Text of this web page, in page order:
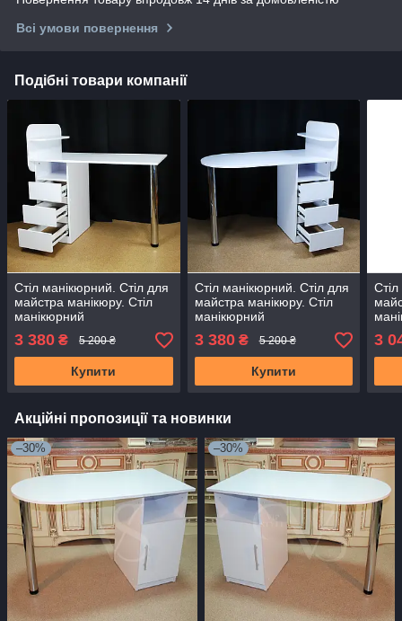
Всі умови повернення
Подібні товари компанії
Стіл манікюрний. Стіл для
майстра манікюру. Стіл
манікюрний
трансформер. Стіл для
нарощування нігтів
3 380 ₴ 5 200 ₴
Купити
Стіл манікюрний. Стіл для
майстра манікюру. Стіл
манікюрний
трансформер. Стіл для
нарощування нігтів
3 380₴ 5 200 ₴
Купити
3
Акційні пропозиції та новинки
–30% –30%